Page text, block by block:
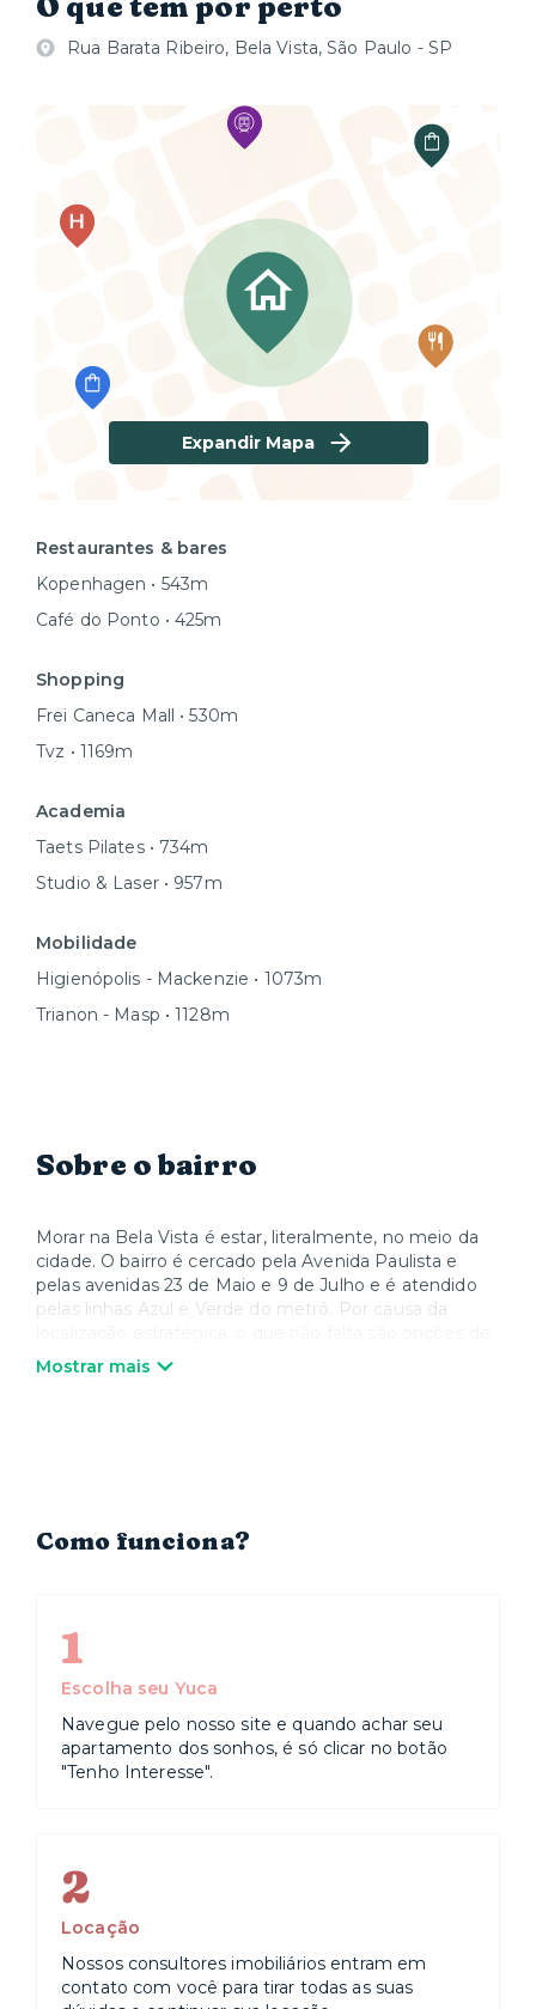
Rua Barata Ribeiro, Bela Vista, São Paulo - SP
Expandir Mapa
Restaurantes & bares
Kopenhagen • 543m
Café do Ponto • 425m
Shopping
Frei Caneca Mall • 530m
Tvz • 1169m
Academia
Taets Pilates • 734m
Studio & Laser • 957m
Mobilidade
Higienópolis - Mackenzie • 1073m
Trianon - Masp • 1128m
Sobre o bairro
Morar na Bela Vista é estar, literalmente, no meio da
cidade. O bairro é cercado pela Avenida Paulista e
pelas avenidas 23 de Maio e 9 de Julho e é atendido
pelas linhas Azul e Verde do metrô. Por causa da
lazer – de parques shoppings como o Frei Caneca e o
Mostrar mais
Como funciona?
1
Escolha seu Yuca
Navegue pelo nosso site e quando achar seu
apartamento dos sonhos, é só clicar no botão
"Tenho Interesse".
2
Locação
Nossos consultores imobiliários entram em
contato com você para tirar todas as suas